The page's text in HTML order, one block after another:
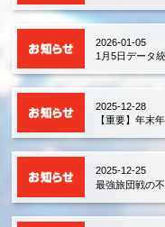
2026-01-05
1月5日データ
2025-12-28
【重要】年末
2025-12-25
最強旅団戦の